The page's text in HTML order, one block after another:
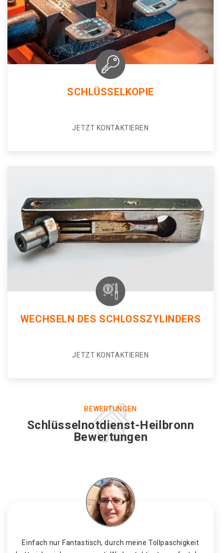
SCHLÜSSELKOPIE
JETZT KONTAKTIEREN
WECHSELN DES SCHLOSSZYLINDERS
JETZT KONTAKTIEREN
BEWERTUNGEN
Schlüsselnotdienst-Heilbronn
Bewertungen
Einfach nur Fantastisch, durch meine Tollpaschigkeit